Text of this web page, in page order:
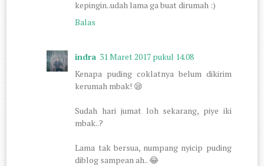
kepingin..udah lama ga buat dirumah :)
Balas
indra 31 Maret 2017 pukul 14.08
Kenapa puding coklatnya belum dikirim
kerumah mbak! 😪
Sudah hari jumat loh sekarang, piye iki
mbak..?
Lama tak bersua, numpang nyicip puding
diblog sampean ah.. 😂